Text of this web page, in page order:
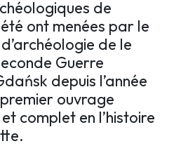
de
ont menées par le
de le
Guerre
depuis l’année
premier ouvrage
complet en l’histoire